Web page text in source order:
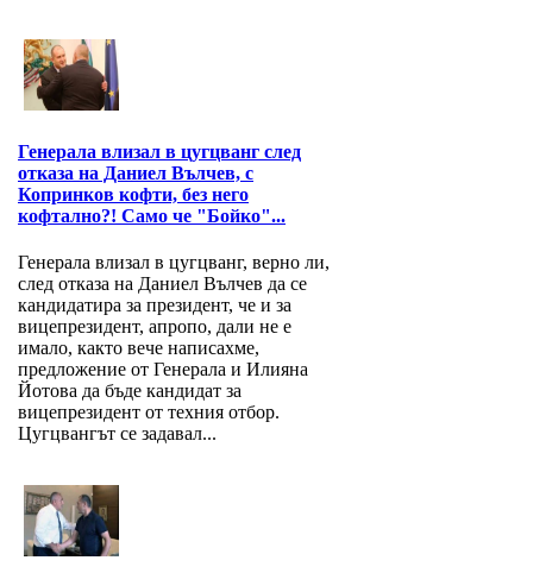
Генерала влизал в цугцванг след
отказа на Даниел Вълчев, с
Копринков кофти, без него
кофтално?! Само че "Бойко"...
Генерала влизал в цугцванг, верно ли,
след отказа на Даниел Вълчев да се
кандидатира за президент, че и за
вицепрезидент, апропо, дали не е
имало, както вече написахме,
предложение от Генерала и Илияна
Йотова да бъде кандидат за
вицепрезидент от техния отбор.
Цугцвангът се задавал...